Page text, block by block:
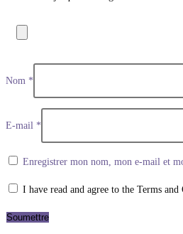
Nom *
E-mail *
Enregistrer mon nom, mon e-mail et
I have read and agree to the Terms